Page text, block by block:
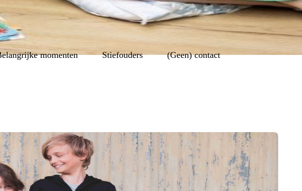
belangrijke momenten stiefouders (geen) contact rechten